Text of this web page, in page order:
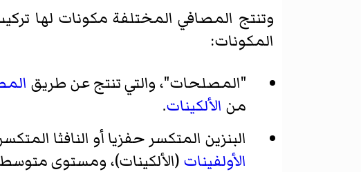
وتنتج المصافي المختلفة مكونات لها
المكونات:
"المصلحات"، والتي تنتج عن طريق
من الألكينات.
البنزين المتكسر حفزيا أو النافثا
الأولفينات (الألكينات)، ومستوى متوسط